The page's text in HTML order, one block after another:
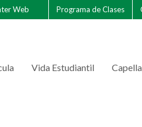
Web Programa de Clases
Vida Estudiantil